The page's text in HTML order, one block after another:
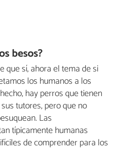
besos?
que sí, ahora el tema de si
los humanos a los
hay perros que tienen
tutores, pero que no
Las
típicamente humanas
de comprender para los